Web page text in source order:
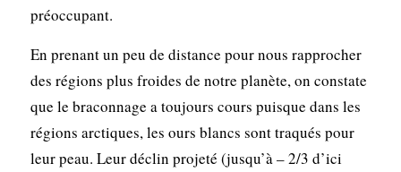
préoccupant.
En prenant un peu de distance pour nous rapprocher
des régions plus froides de notre planète, on constate
que le braconnage a toujours cours puisque dans les
régions arctiques, les ours blancs sont traqués pour
leur peau. Leur déclin projeté (jusqu’à – 2/3 d’ici